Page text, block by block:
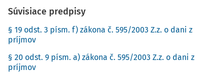
Súvisiace predpisy
§ 19 odst. 3 písm. f) zákona č. 595/2003 Z.z. o dani z
príjmov
§ 20 odst. 9 písm. a) zákona č. 595/2003 Z.z. o dani z
príjmov